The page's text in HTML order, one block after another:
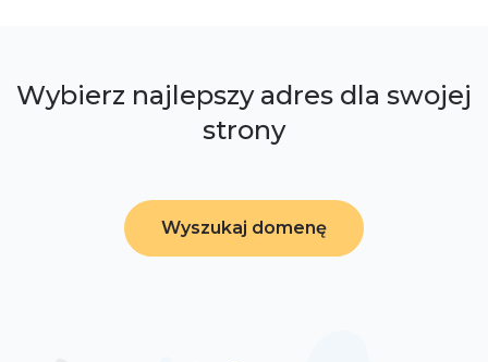
Wybierz najlepszy adres dla swojej
strony
Wyszukaj domenę